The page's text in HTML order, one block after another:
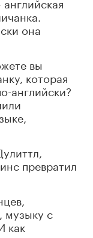
она
вы
которая
английски?
превратил
музыку с
как